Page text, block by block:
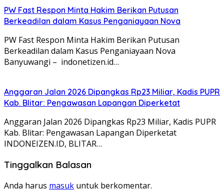
PW Fast Respon Minta Hakim Berikan Putusan
Berkeadilan dalam Kasus Penganiayaan Nova
PW Fast Respon Minta Hakim Berikan Putusan
Berkeadilan dalam Kasus Penganiayaan Nova
Banyuwangi – indonetizen.id…
Anggaran Jalan 2026 Dipangkas Rp23 Miliar, Kadis PUPR
Kab. Blitar: Pengawasan Lapangan Diperketat
Anggaran Jalan 2026 Dipangkas Rp23 Miliar, Kadis PUPR
Kab. Blitar: Pengawasan Lapangan Diperketat
INDONEIZEN.ID, BLITAR…
Tinggalkan Balasan
Anda harus masuk untuk berkomentar.